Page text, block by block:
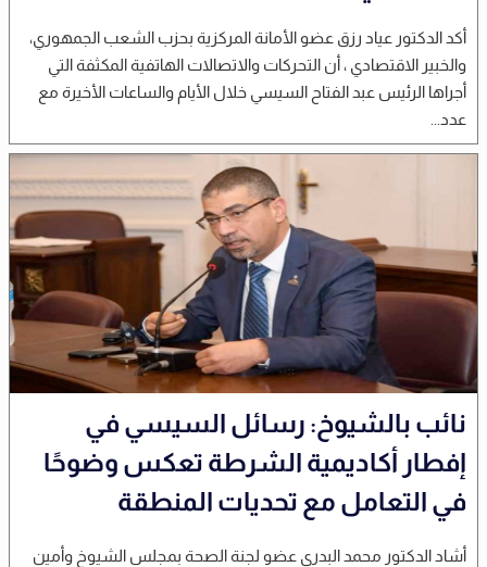
أكد الدكتور عياد رزق عضو الأمانة المركزية بحزب الشعب الجمهوري،
والخبير الاقتصادي ، أن التحركات والاتصالات الهاتفية المكثفة التي
أجراها الرئيس عبد الفتاح السيسي خلال الأيام والساعات الأخيرة مع
عدد...
نائب بالشيوخ: رسائل السيسي في
إفطار أكاديمية الشرطة تعكس وضوحًا
في التعامل مع تحديات المنطقة
أشاد الدكتور محمد البدري عضو لجنة الصحة بمجلس الشيوخ وأمين